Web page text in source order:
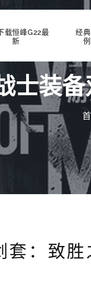
载恒峰G22最
新
经
例
士装
套：致胜